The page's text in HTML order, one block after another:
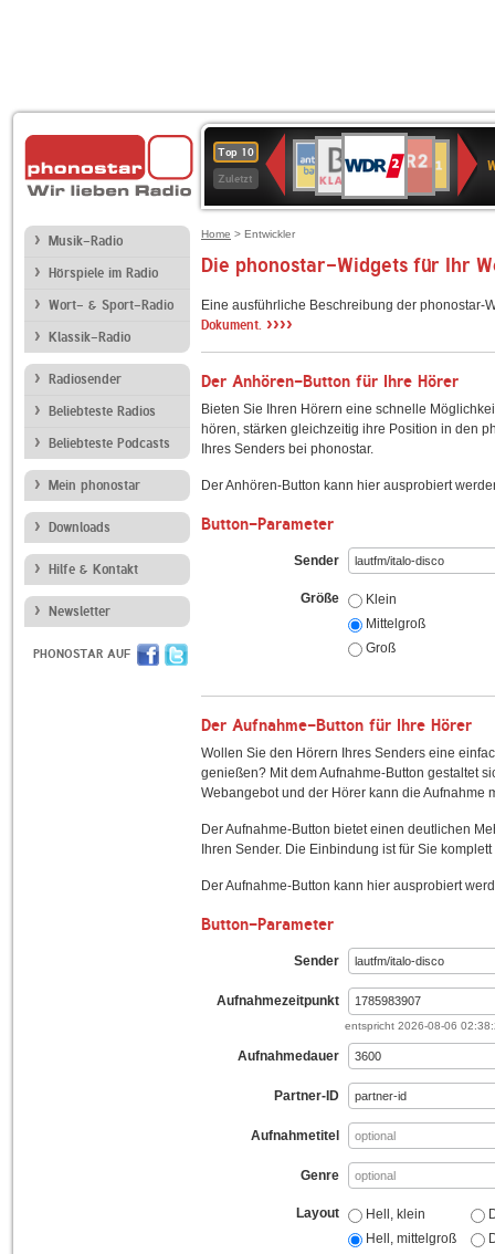
Top 10
Zuletzt
Deutschlandfunk
80er
90er
OLDIE
ANTENNE
SWR3
WDR
4
Deutschlandfunk
Kultur
ANTENNE
BAYERN
BR-
KLASSIK
2
2
SWR1
Baden-
Württemberg
Musik-Radio
Hörspiele im Radio
Wort- & Sport-Radio
Klassik-Radio
Radiosender
Beliebteste Radios
Beliebteste Podcasts
Mein phonostar
Downloads
Hilfe & Kontakt
Newsletter
PHONOSTAR AUF
Home > Entwickler
Die phonostar-Widgets für Ihr
Eine ausführliche Beschreibung der
Dokument. ››››
Der Anhören-Button für Ihre Hörer
Bieten Sie Ihren Hörern eine schnelle
hören, stärken gleichzeitig ihre Position in den
Ihres Senders bei phonostar.
Der Anhören-Button kann hier ausprobiert
Button-Parameter
Sender
Größe
Klein
Mittelgroß
Groß
Der Aufnahme-Button für Ihre Hörer
Wollen Sie den Hörern Ihres Senders eine
genießen? Mit dem Aufnahme-Button gestaltet
Webangebot und der Hörer kann die Aufnahme
Der Aufnahme-Button bietet einen deutlichen
Ihren Sender. Die Einbindung ist für Sie
Der Aufnahme-Button kann hier ausprobiert
Button-Parameter
Sender
Aufnahmezeitpunkt
entspricht 2026-08-06
Aufnahmedauer
Partner-ID
Aufnahmetitel
Genre
Layout
Hell, klein
Hell, mittelgroß